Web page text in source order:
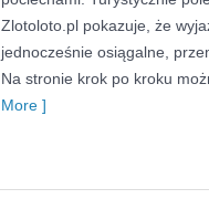
Zlotoloto.pl pokazuje, że
jednocześnie osiągalne,
Na stronie krok po kroku
More ]